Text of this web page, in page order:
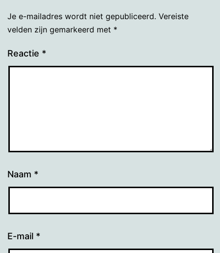
Je e-mailadres wordt niet gepubliceerd. Vereiste
velden zijn gemarkeerd met *
Reactie *
Naam *
E-mail *